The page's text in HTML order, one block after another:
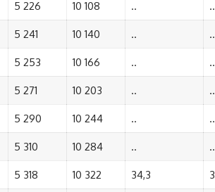
5 226 10 108 .. ..
5 241 10 140 .. ..
5 253 10 166 .. ..
5 271 10 203 .. ..
5 290 10 244 .. ..
5 310 10 284 .. ..
5 318 10 322 34,3